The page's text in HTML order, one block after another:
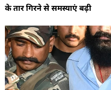
के तार गिरने से समस्याएं बढ़ी